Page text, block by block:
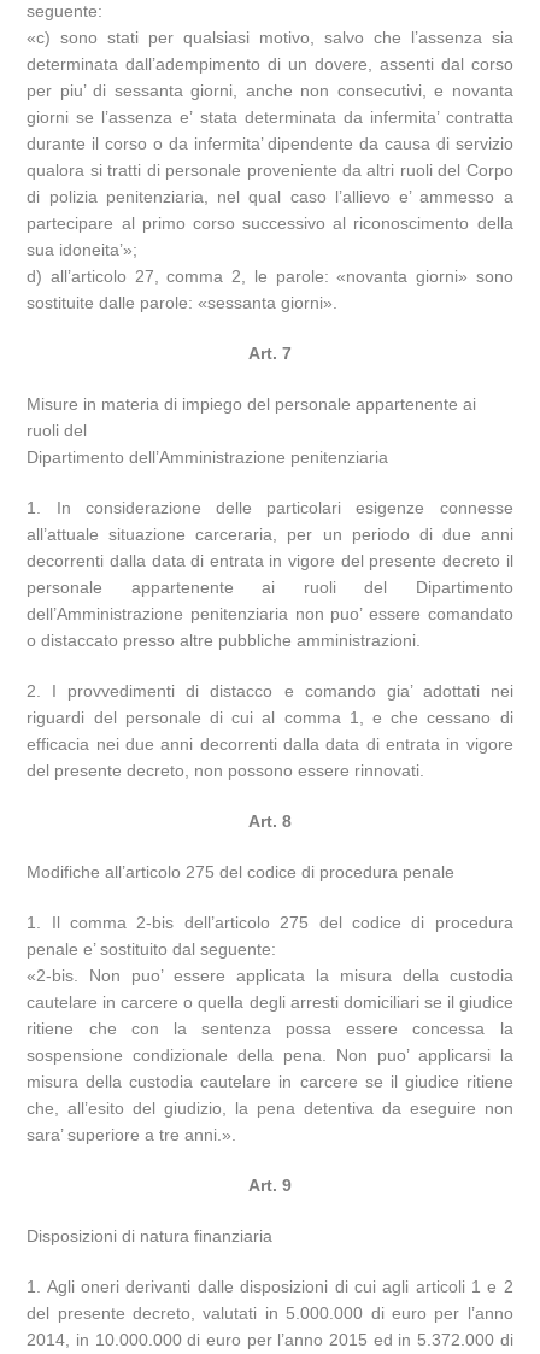
seguente:
«c) sono stati per qualsiasi motivo, salvo che l’assenza sia
determinata dall’adempimento di un dovere, assenti dal corso
per piu’ di sessanta giorni, anche non consecutivi, e novanta
giorni se l’assenza e’ stata determinata da infermita’ contratta
durante il corso o da infermita’ dipendente da causa di servizio
qualora si tratti di personale proveniente da altri ruoli del Corpo
di polizia penitenziaria, nel qual caso l’allievo e’ ammesso a
partecipare al primo corso successivo al riconoscimento della
sua idoneita’»;
d) all’articolo 27, comma 2, le parole: «novanta giorni» sono
sostituite dalle parole: «sessanta giorni».
Art. 7
Misure in materia di impiego del personale appartenente ai
ruoli del
Dipartimento dell’Amministrazione penitenziaria
1. In considerazione delle particolari esigenze connesse
all’attuale situazione carceraria, per un periodo di due anni
decorrenti dalla data di entrata in vigore del presente decreto il
personale appartenente ai ruoli del Dipartimento
dell’Amministrazione penitenziaria non puo’ essere comandato
o distaccato presso altre pubbliche amministrazioni.
2. I provvedimenti di distacco e comando gia’ adottati nei
riguardi del personale di cui al comma 1, e che cessano di
efficacia nei due anni decorrenti dalla data di entrata in vigore
del presente decreto, non possono essere rinnovati.
Art. 8
Modifiche all’articolo 275 del codice di procedura penale
1. Il comma 2-bis dell’articolo 275 del codice di procedura
penale e’ sostituito dal seguente:
«2-bis. Non puo’ essere applicata la misura della custodia
cautelare in carcere o quella degli arresti domiciliari se il giudice
ritiene che con la sentenza possa essere concessa la
sospensione condizionale della pena. Non puo’ applicarsi la
misura della custodia cautelare in carcere se il giudice ritiene
che, all’esito del giudizio, la pena detentiva da eseguire non
sara’ superiore a tre anni.».
Art. 9
Disposizioni di natura finanziaria
1. Agli oneri derivanti dalle disposizioni di cui agli articoli 1 e 2
del presente decreto, valutati in 5.000.000 di euro per l’anno
2014, in 10.000.000 di euro per l’anno 2015 ed in 5.372.000 di